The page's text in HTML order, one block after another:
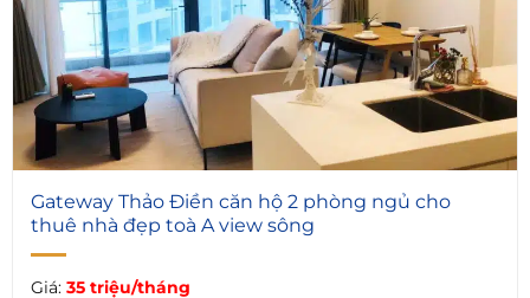
5
Gateway Thảo Điền căn hộ 2 phòng ngủ cho
thuê nhà đẹp toà A view sông
Giá: 35 triệu/tháng